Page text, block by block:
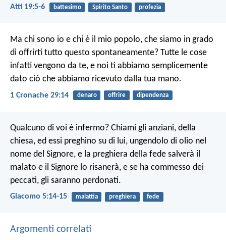
Atti 19:5-6 battesimo Spirito Santo profezia
Ma chi sono io e chi è il mio popolo, che siamo in grado
di offrirti tutto questo spontaneamente? Tutte le cose
infatti vengono da te, e noi ti abbiamo semplicemente
dato ciò che abbiamo ricevuto dalla tua mano.
1 Cronache 29:14 denaro offrire dipendenza
Qualcuno di voi è infermo? Chiami gli anziani, della
chiesa, ed essi preghino su di lui, ungendolo di olio nel
nome del Signore, e la preghiera della fede salverà il
malato e il Signore lo risanerà, e se ha commesso dei
peccati, gli saranno perdonati.
Giacomo 5:14-15 malattia preghiera fede
Argomenti correlati